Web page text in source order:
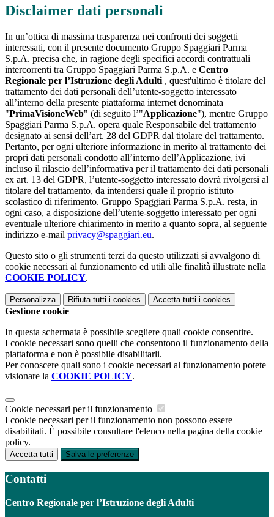
Disclaimer dati personali
In un’ottica di massima trasparenza nei confronti dei soggetti
interessati, con il presente documento Gruppo Spaggiari Parma
S.p.A. precisa che, in ragione degli specifici accordi contrattuali
intercorrenti tra Gruppo Spaggiari Parma S.p.A. e Centro
Regionale per l’Istruzione degli Adulti , quest'ultimo è titolare del
trattamento dei dati personali dell’utente-soggetto interessato
all’interno della presente piattaforma internet denominata
"PrimaVisioneWeb" (di seguito l’"Applicazione"), mentre Gruppo
Spaggiari Parma S.p.A. opera quale Responsabile del trattamento
designato ai sensi dell’art. 28 del GDPR dal titolare del trattamento.
Pertanto, per ogni ulteriore informazione in merito al trattamento dei
propri dati personali condotto all’interno dell’Applicazione, ivi
incluso il rilascio dell’informativa per il trattamento dei dati personali
ex art. 13 del GDPR, l’utente-soggetto interessato dovrà rivolgersi al
titolare del trattamento, da intendersi quale il proprio istituto
scolastico di riferimento. Gruppo Spaggiari Parma S.p.A. resta, in
ogni caso, a disposizione dell’utente-soggetto interessato per ogni
eventuale ulteriore chiarimento in merito a quanto sopra, al seguente
indirizzo e-mail privacy@spaggiari.eu.
Questo sito o gli strumenti terzi da questo utilizzati si avvalgono di
cookie necessari al funzionamento ed utili alle finalità illustrate nella
COOKIE POLICY.
Personalizza Rifiuta tutti i cookies Accetta tutti i cookies
Gestione cookie
In questa schermata è possibile scegliere quali cookie consentire.
I cookie necessari sono quelli che consentono il funzionamento della
piattaforma e non è possibile disabilitarli.
Per conoscere quali sono i cookie necessari al funzionamento potete
visionare la COOKIE POLICY.
Cookie necessari per il funzionamento
I cookie necessari per il funzionamento non possono essere
disabilitati. È possibile consultare l'elenco nella pagina della cookie
policy.
Accetta tutti Salva le preferenze
Contatti
Centro Regionale per l’Istruzione degli Adulti